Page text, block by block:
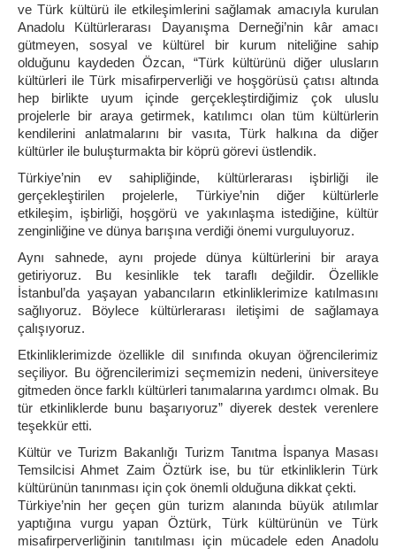
ve Türk kültürü ile etkileşimlerini sağlamak amacıyla kurulan
Anadolu Kültürlerarası Dayanışma Derneği’nin kâr amacı
gütmeyen, sosyal ve kültürel bir kurum niteliğine sahip
olduğunu kaydeden Özcan, “Türk kültürünü diğer ulusların
kültürleri ile Türk misafirperverliği ve hoşgörüsü çatısı altında
hep birlikte uyum içinde gerçekleştirdiğimiz çok uluslu
projelerle bir araya getirmek, katılımcı olan tüm kültürlerin
kendilerini anlatmalarını bir vasıta, Türk halkına da diğer
kültürler ile buluşturmakta bir köprü görevi üstlendik.
Türkiye’nin ev sahipliğinde, kültürlerarası işbirliği ile
gerçekleştirilen projelerle, Türkiye’nin diğer kültürlerle
etkileşim, işbirliği, hoşgörü ve yakınlaşma istediğine, kültür
zenginliğine ve dünya barışına verdiği önemi vurguluyoruz.
Aynı sahnede, aynı projede dünya kültürlerini bir araya
getiriyoruz. Bu kesinlikle tek taraflı değildir. Özellikle
İstanbul’da yaşayan yabancıların etkinliklerimize katılmasını
sağlıyoruz. Böylece kültürlerarası iletişimi de sağlamaya
çalışıyoruz.
Etkinliklerimizde özellikle dil sınıfında okuyan öğrencilerimiz
seçiliyor. Bu öğrencilerimizi seçmemizin nedeni, üniversiteye
gitmeden önce farklı kültürleri tanımalarına yardımcı olmak. Bu
tür etkinliklerde bunu başarıyoruz” diyerek destek verenlere
teşekkür etti.
Kültür ve Turizm Bakanlığı Turizm Tanıtma İspanya Masası
Temsilcisi Ahmet Zaim Öztürk ise, bu tür etkinliklerin Türk
kültürünün tanınması için çok önemli olduğuna dikkat çekti.
Türkiye’nin her geçen gün turizm alanında büyük atılımlar
yaptığına vurgu yapan Öztürk, Türk kültürünün ve Türk
misafirperverliğinin tanıtılması için mücadele eden Anadolu